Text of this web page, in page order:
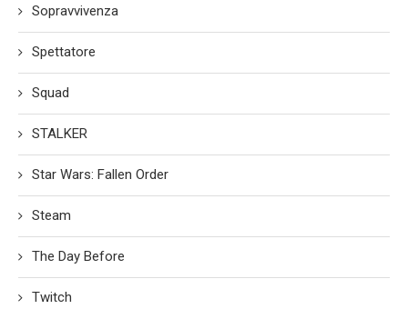
Sopravvivenza
Spettatore
Squad
STALKER
Star Wars: Fallen Order
Steam
The Day Before
Twitch